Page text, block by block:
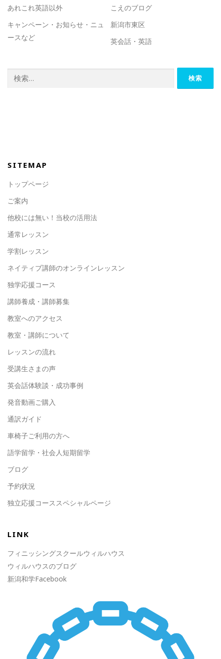
あれこれ英語以外
こえのブログ
キャンペーン・お知らせ・ニュ
ースなど
新潟市東区
英会話・英語
SITEMAP
トップページ
ご案内
他校には無い！当校の活用法
通常レッスン
学割レッスン
ネイティブ講師のオンラインレッスン
独学応援コース
講師養成・講師募集
教室へのアクセス
教室・講師について
レッスンの流れ
受講生さまの声
英会話体験談・成功事例
発音動画ご購入
通訳ガイド
車椅子ご利用の方へ
語学留学・社会人短期留学
ブログ
予約状況
独立応援コーススペシャルページ
LINK
フィニッシングスクールウィルハウス
ウィルハウスのブログ
新潟和学Facebook